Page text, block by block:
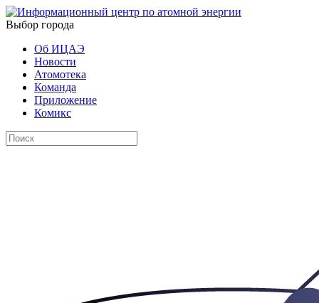
Выбор города
Об ИЦАЭ
Новости
Атомотека
Команда
Приложение
Комикс